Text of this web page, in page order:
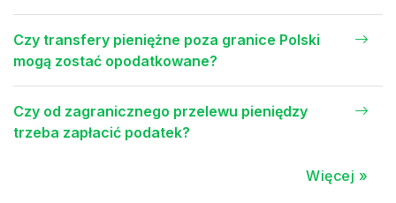
Czy transfery pieniężne poza granice Polski
mogą zostać opodatkowane?
Czy od zagranicznego przelewu pieniędzy
trzeba zapłacić podatek?
Więcej »